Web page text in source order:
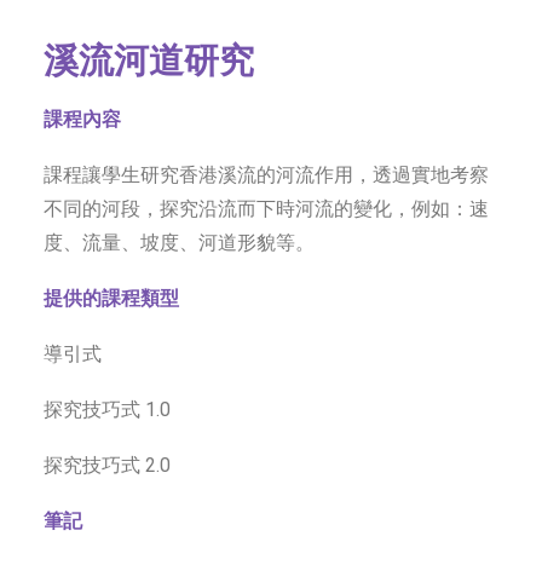
溪流河道研究
課程內容
課程讓學生研究香港溪流的河流作用，透過實地考察
不同的河段，探究沿流而下時河流的變化，例如：速
度、流量、坡度、河道形貌等。
提供的課程類型
導引式
探究技巧式 1.0
探究技巧式 2.0
筆記